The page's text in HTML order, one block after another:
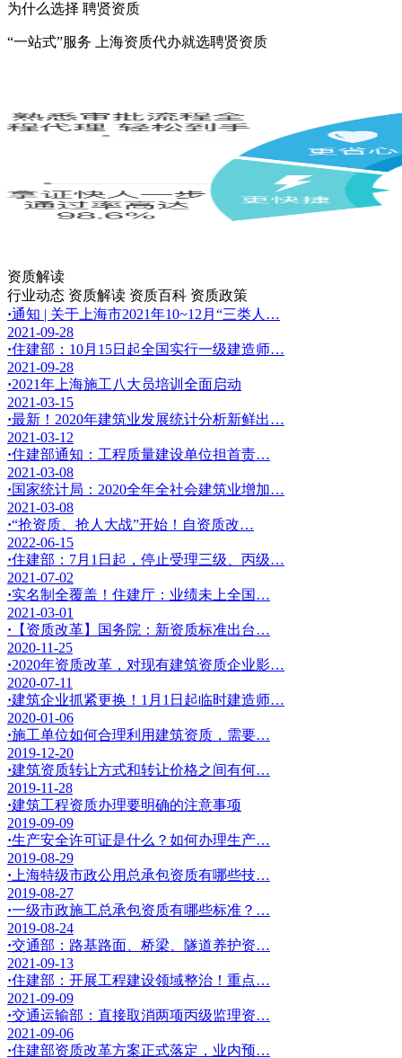
为什么选择 聘贤资质
“一站式”服务 上海资质代办就选聘贤资质
资质解读
行业动态 资质解读 资质百科 资质政策
·通知 | 关于上海市2021年10~12月“三类人…
2021-09-28
·住建部：10月15日起全国实行一级建造师…
2021-09-28
·2021年上海施工八大员培训全面启动
2021-03-15
·最新！2020年建筑业发展统计分析新鲜出…
2021-03-12
·住建部通知：工程质量建设单位担首责…
2021-03-08
·国家统计局：2020全年全社会建筑业增加…
2021-03-08
·“抢资质、抢人大战”开始！自资质改…
2022-06-15
·住建部：7月1日起，停止受理三级、丙级…
2021-07-02
·实名制全覆盖！住建厅：业绩未上全国…
2021-03-01
· 【资质改革】国务院：新资质标准出台…
2020-11-25
·2020年资质改革，对现有建筑资质企业影…
2020-07-11
·建筑企业抓紧更换！1月1日起临时建造师…
2020-01-06
·施工单位如何合理利用建筑资质，需要…
2019-12-20
·建筑资质转让方式和转让价格之间有何…
2019-11-28
·建筑工程资质办理要明确的注意事项
2019-09-09
·生产安全许可证是什么？如何办理生产…
2019-08-29
· 上海特级市政公用总承包资质有哪些技…
2019-08-27
·一级市政施工总承包资质有哪些标准？…
2019-08-24
·交通部：路基路面、桥梁、隧道养护资…
2021-09-13
·住建部：开展工程建设领域整治！重点…
2021-09-09
·交通运输部：直接取消两项丙级监理资…
2021-09-06
·住建部资质改革方案正式落定，业内预…